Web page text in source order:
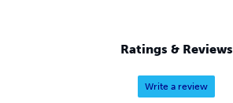
Ratings & Reviews
Write a review